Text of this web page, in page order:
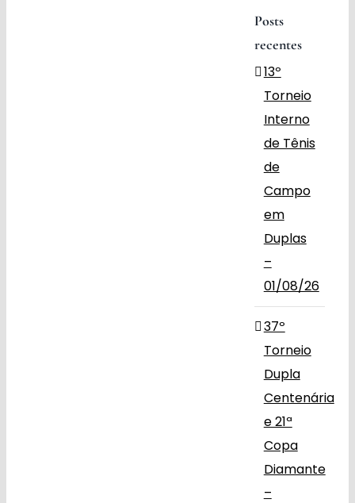
Posts
recentes
13º
Torneio
Interno
de Tênis
de
Campo
em
Duplas
–
01/08/26
37º
Torneio
Dupla
Centenária
e 21ª
Copa
Diamante
–